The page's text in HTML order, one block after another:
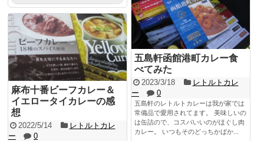
五島軒函館港町カレー食
べてみた
2023/3/18
レトルトカレ
ー
0
五島軒のレトルトカレーは我が家では
常備品で愛用されてます。 美味しいの
は缶詰ので、コスパいいのがほぐし肉
カレー。 いつもそのどっちかばか...
麻布十番ビーフカレー＆
イエロータイカレーの感
想
2022/5/14
レトルトカレ
ー
0